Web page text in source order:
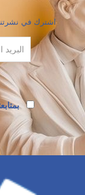
اشترك في نشرتنا